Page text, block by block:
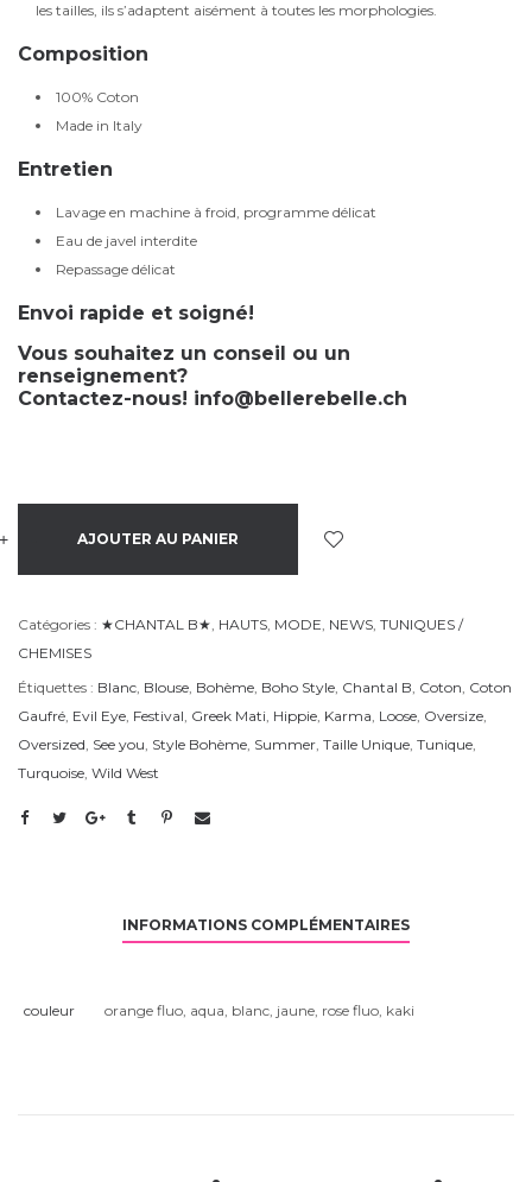
les tailles, ils s’adaptent aisément à toutes les morphologies.
Composition
100% Coton
Made in Italy
Entretien
Lavage en machine à froid, programme délicat
Eau de javel interdite
Repassage délicat
Envoi rapide et soigné!
Vous souhaitez un conseil ou un
renseignement?
Contactez-nous! info@bellerebelle.ch
+ AJOUTER AU PANIER
Catégories : ★CHANTAL B★, HAUTS, MODE, NEWS, TUNIQUES /
CHEMISES
Étiquettes : Blanc, Blouse, Bohème, Boho Style, Chantal B, Coton, Coton
Gaufré, Evil Eye, Festival, Greek Mati, Hippie, Karma, Loose, Oversize,
Oversized, See you, Style Bohème, Summer, Taille Unique, Tunique,
Turquoise, Wild West
INFORMATIONS COMPLÉMENTAIRES
couleur orange fluo, aqua, blanc, jaune, rose fluo, kaki